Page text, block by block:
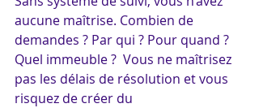
aucune maîtrise. Combien de
demandes ? Par qui ? Pour quand ?
Quel immeuble ?  Vous ne maîtrisez
pas les délais de résolution et vous
risquez de créer du